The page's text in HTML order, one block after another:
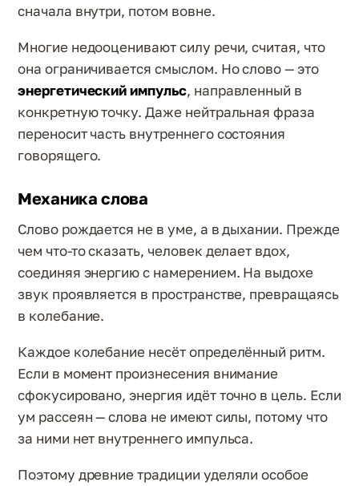
сначала внутри, потом вовне.
Многие недооценивают силу речи, считая, что
она ограничивается смыслом. Но слово — это
энергетический импульс, направленный в
конкретную точку. Даже нейтральная фраза
переносит часть внутреннего состояния
говорящего.
Механика слова
Слово рождается не в уме, а в дыхании. Прежде
чем что-то сказать, человек делает вдох,
соединяя энергию с намерением. На выдохе
звук проявляется в пространстве, превращаясь
в колебание.
Каждое колебание несёт определённый ритм.
Если в момент произнесения внимание
сфокусировано, энергия идёт точно в цель. Если
ум рассеян — слова не имеют силы, потому что
за ними нет внутреннего импульса.
Поэтому древние традиции уделяли особое